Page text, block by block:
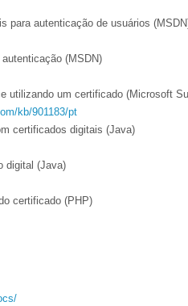
para autenticação de usuários
(MSDN)
utilizando um certificado (Microsoft
kb/901183/pt
certificados digitais (Java)
digital (Java)
certificado (PHP)